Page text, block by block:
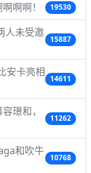
啊啊！ 19530
人未受邀
15887
安卡亮相
14611
璟和，
11262
和吹牛
10768